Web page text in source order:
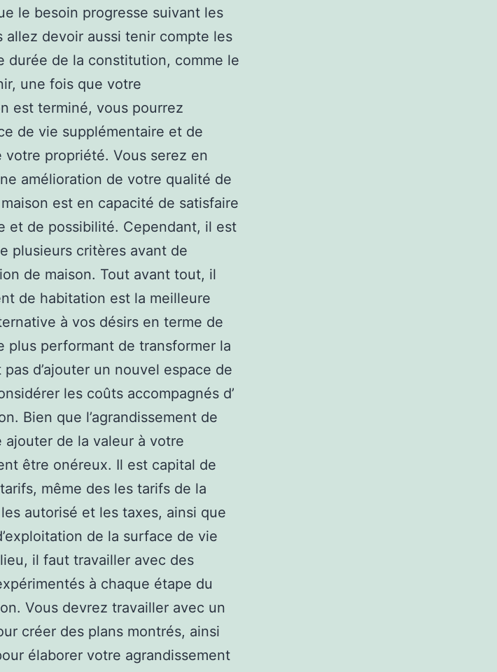
le besoin progresse suivant les
allez devoir aussi tenir compte les
durée de la constitution, comme le
une fois que votre
est terminé, vous pourrez
de vie supplémentaire et de
votre propriété. Vous serez en
amélioration de votre qualité de
est en capacité de satisfaire
et de possibilité. Cependant, il est
plusieurs critères avant de
de maison. Tout avant tout, il
de habitation est la meilleure
à vos désirs en terme de
plus performant de transformer la
d’ajouter un nouvel espace de
les coûts accompagnés d’
Bien que l’agrandissement de
de la valeur à votre
être onéreux. Il est capital de
même des les tarifs de la
autorisé et les taxes, ainsi que
de la surface de vie
il faut travailler avec des
à chaque étape du
Vous devrez travailler avec un
créer des plans montrés, ainsi
élaborer votre agrandissement